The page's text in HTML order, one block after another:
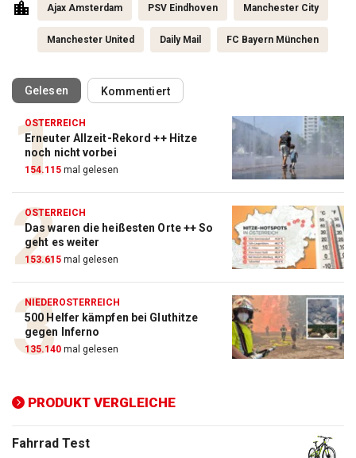
Ajax Amsterdam PSV Eindhoven Manchester City
Manchester United Daily Mail FC Bayern München
Gelesen(ausgewählt)Kommentiert
ÖSTERREICH
Erneuter Allzeit-Rekord ++ Hitze
noch nicht vorbei
154.115 mal gelesen
ÖSTERREICH
Das waren die heißesten Orte ++ So
geht es weiter
153.615 mal gelesen
NIEDERÖSTERREICH
500 Helfer kämpfen bei Gluthitze
gegen Inferno
135.140 mal gelesen
PRODUKT VERGLEICHE
Action-Cam Vergleich
ZUM VERGLEICH
Crosstrainer Vergleich
ZUM VERGLEICH
E-Bike Vergleich
ZUM VERGLEICH
Elektro-Scooter Vergleich
ZUM VERGLEICH
ZUM VERGLEICH
ZUM VERGLEICH